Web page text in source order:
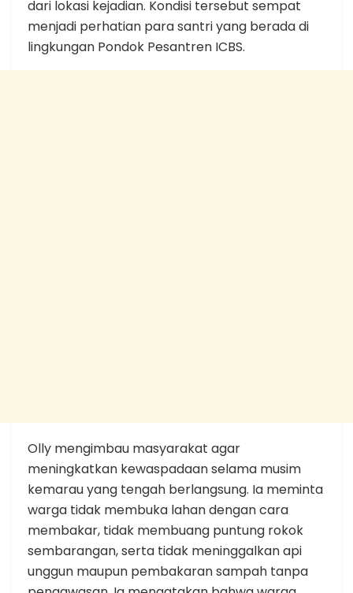
dari lokasi kejadian. Kondisi tersebut sempat
menjadi perhatian para santri yang berada di
lingkungan Pondok Pesantren ICBS.
Olly mengimbau masyarakat agar
meningkatkan kewaspadaan selama musim
kemarau yang tengah berlangsung. Ia meminta
warga tidak membuka lahan dengan cara
membakar, tidak membuang puntung rokok
sembarangan, serta tidak meninggalkan api
unggun maupun pembakaran sampah tanpa